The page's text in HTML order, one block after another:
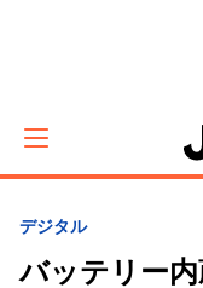
デジタル
バッテリー